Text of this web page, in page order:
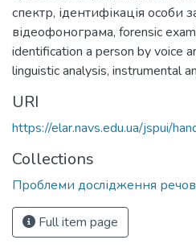
спектр, ідентифікація особи
відеофонограма, forensic
identification a person by voice
linguistic analysis, instrumental
URI
https://elar.navs.edu.ua/jspui/
Collections
Проблеми дослідження
Full item page